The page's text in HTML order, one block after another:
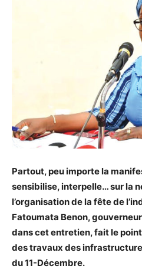
Partout, peu importe la
sensibilise, interpelle… sur la
l’organisation de la fête de
Fatoumata Benon,
dans cet entretien, fait le point
des travaux des
du 11-Décembre.